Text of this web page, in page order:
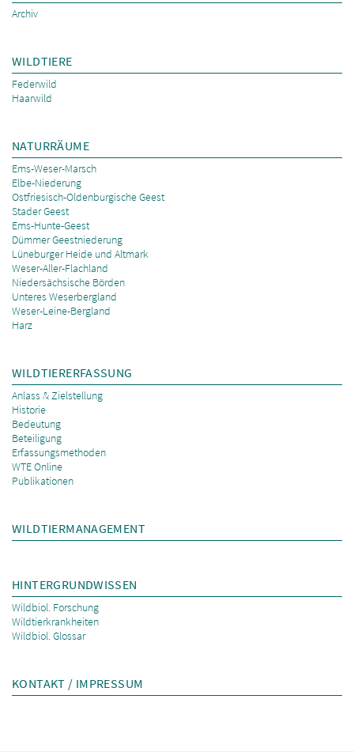
Archiv
WILDTIERE
Federwild
Haarwild
NATURRÄUME
Ems-Weser-Marsch
Elbe-Niederung
Ostfriesisch-Oldenburgische Geest
Stader Geest
Ems-Hunte-Geest
Dümmer Geestniederung
Lüneburger Heide und Altmark
Weser-Aller-Flachland
Niedersächsische Börden
Unteres Weserbergland
Weser-Leine-Bergland
Harz
WILDTIERERFASSUNG
Anlass & Zielstellung
Historie
Bedeutung
Beteiligung
Erfassungsmethoden
WTE Online
Publikationen
WILDTIERMANAGEMENT
HINTERGRUNDWISSEN
Wildbiol. Forschung
Wildtierkrankheiten
Wildbiol. Glossar
KONTAKT / IMPRESSUM